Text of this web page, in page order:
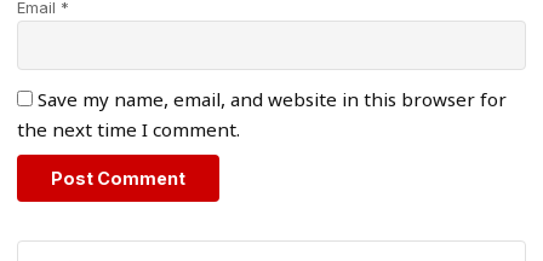
Email *
Save my name, email, and website in this browser for
the next time I comment.